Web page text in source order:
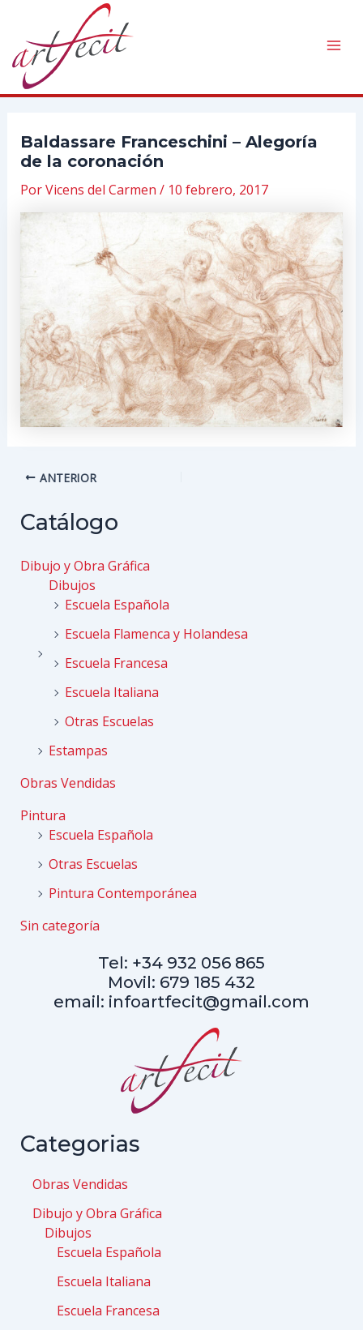
contenido
Baldassare Franceschini – Alegoría
de la coronación
PorVicens del Carmen / 10 febrero, 2017
Navegación
entradas
ANTERIOR
Catálogo
Dibujo y Obra Gráfica
Dibujos
Escuela Española
Escuela Flamenca y Holandesa
Escuela Francesa
Escuela Italiana
Otras Escuelas
Estampas
Obras Vendidas
Pintura
Escuela Española
Otras Escuelas
Pintura Contemporánea
Sin categoría
Tel: +34 932 056 865
Movil: 679 185 432
email: infoartfecit@gmail.com
Categorias
Obras Vendidas
Dibujo y Obra Gráfica
Dibujos
Escuela Española
Escuela Italiana
Escuela Francesa